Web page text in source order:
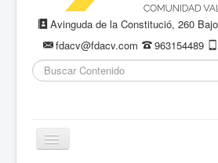
Avinguda de la Constitució, 260
fdacv@fdacv.com
963154489
Buscar...
Cambiar
navegación